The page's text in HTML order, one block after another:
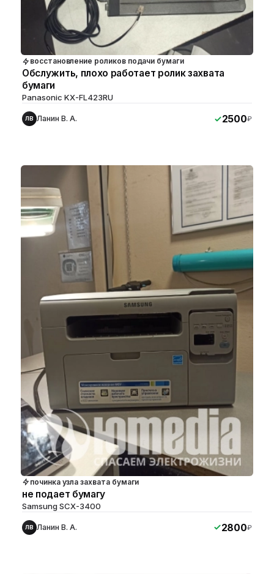
восстановление роликов подачи бумаги
Обслужить, плохо работает ролик захвата
бумаги
Panasonic KX-FL423RU
ЛВ Ланин В. А. 2500₽
починка узла захвата бумаги
не подает бумагу
Samsung SCX-3400
ЛВ Ланин В. А. 2800₽